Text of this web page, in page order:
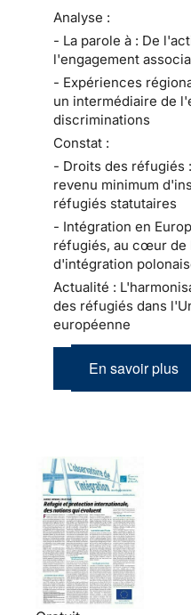
Analyse :
- La parole à : De
l'engagement
- Expériences
un intermédiaire de
discriminations
Constat :
- Droits des réfugiés
revenu minimum
réfugiés statutaires
- Intégration en
réfugiés, au cœur de
d'intégration
Actualité :
des réfugiés dans
européenne
En savoir plus